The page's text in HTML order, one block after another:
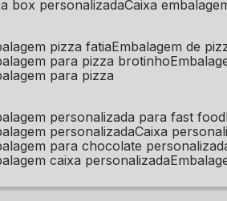
box personalizada caixa
pizza fatia
embalagem de
para pizza brotinho
para pizza
personalizada para fast food
personalizada caixa
para chocolate
caixa personalizada